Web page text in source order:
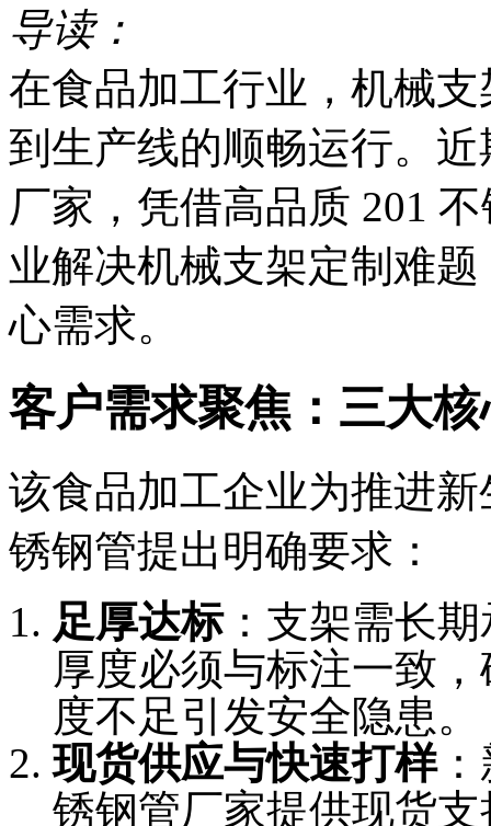
导读：
在食品加工行业，机械
到生产线的顺畅运行。
厂家，凭借高品质 201
业解决机械支架定制难
心需求。
客户需求聚焦：三大
该食品加工企业为推进
锈钢管提出明确要求：
足厚达标：支架需长
厚度必须与标注一致
度不足引发安全隐患。
现货供应与快速打样：
锈钢管厂家提供现货